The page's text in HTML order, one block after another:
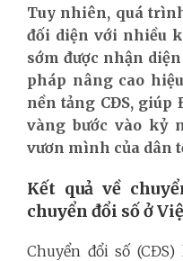
Tuy nhiên, quá
đối diện với nhiều
sớm được nhận
pháp nâng cao
nền tảng CĐS, giúp
vàng bước vào kỷ
vươn mình của dân
Kết quả về
chuyển đổi số ở
Chuyển đổi số